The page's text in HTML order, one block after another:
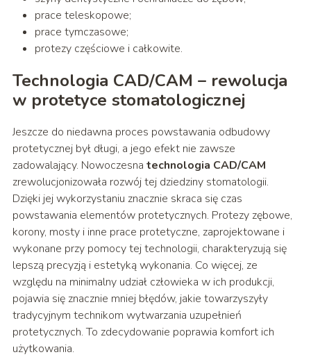
prace teleskopowe;
prace tymczasowe;
protezy częściowe i całkowite.
Technologia CAD/CAM – rewolucja
w protetyce stomatologicznej
Jeszcze do niedawna proces powstawania odbudowy
protetycznej był długi, a jego efekt nie zawsze
zadowalający. Nowoczesna technologia CAD/CAM
zrewolucjonizowała rozwój tej dziedziny stomatologii.
Dzięki jej wykorzystaniu znacznie skraca się czas
powstawania elementów protetycznych. Protezy zębowe,
korony, mosty i inne prace protetyczne, zaprojektowane i
wykonane przy pomocy tej technologii, charakteryzują się
lepszą precyzją i estetyką wykonania. Co więcej, ze
względu na minimalny udział człowieka w ich produkcji,
pojawia się znacznie mniej błędów, jakie towarzyszyły
tradycyjnym technikom wytwarzania uzupełnień
protetycznych. To zdecydowanie poprawia komfort ich
użytkowania.